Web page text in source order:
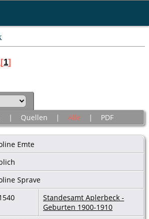
[1]
| Quellen | Alle | PDF
Emte
Sprave
Standesamt Aplerbeck -
Geburten 1900-1910